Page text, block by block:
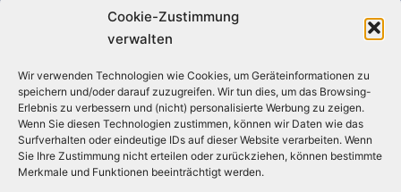
Cookie-Zustimmung
verwalten
Wir verwenden Technologien wie Cookies, um Geräteinformationen zu
speichern und/oder darauf zuzugreifen. Wir tun dies, um das Browsing-
Erlebnis zu verbessern und (nicht) personalisierte Werbung zu zeigen.
Wenn Sie diesen Technologien zustimmen, können wir Daten wie das
Surfverhalten oder eindeutige IDs auf dieser Website verarbeiten. Wenn
Sie Ihre Zustimmung nicht erteilen oder zurückziehen, können bestimmte
Merkmale und Funktionen beeinträchtigt werden.
ABONNIEREN
Folge uns auf Social Media